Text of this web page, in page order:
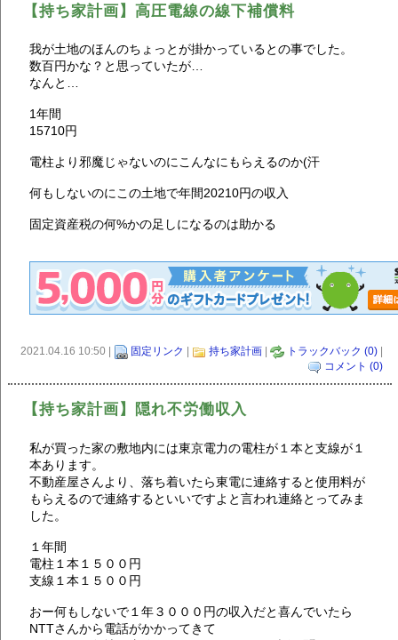
【持ち家計画】高圧電線の線下補償料
我が土地のほんのちょっとが掛かっているとの事でした。
数百円かな？と思っていたが…
なんと…
1年間
15710円
電柱より邪魔じゃないのにこんなにもらえるのか(汗
何もしないのにこの土地で年間20210円の収入
固定資産税の何%かの足しになるのは助かる
2021.04.16 10:50 | 固定リンク 持ち家計画 | トラックバック (0)
コメント (0)
【持ち家計画】隠れ不労働収入
私が買った家の敷地内には東京電力の電柱が１本と支線が１
本あります。
不動産屋さんより、落ち着いたら東電に連絡すると使用料が
もらえるので連絡するといいですよと言われ連絡とってみま
した。
１年間
電柱１本１５００円
支線１本１５００円
おー何もしないで１年３０００円の収入だと喜んでいたら
NTTさんから電話がかかってきて